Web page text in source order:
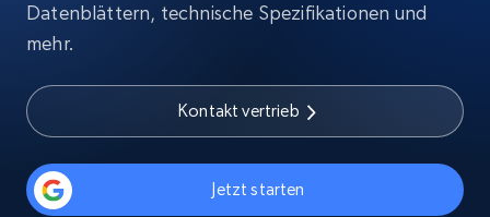
Datenblättern, technische Spezifikationen und
mehr.
Kontakt vertrieb
Jetzt starten